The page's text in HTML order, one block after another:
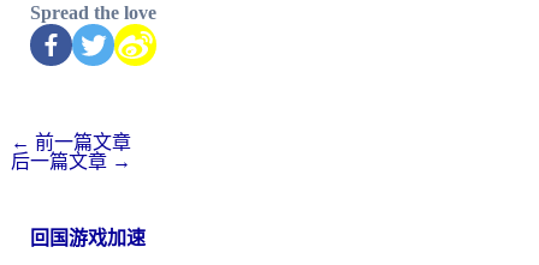
Spread the love
← 前一篇文章
后一篇文章 →
回国游戏加速